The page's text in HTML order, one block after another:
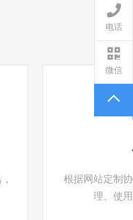
根据网站定制
理、使
电话
微信